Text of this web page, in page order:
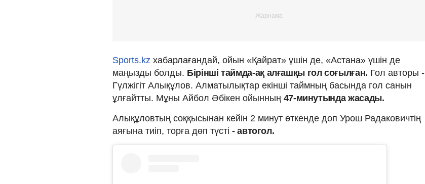
Sports.kz хабарлағандай, ойын «Қайрат» үшін де, «Астана» үшін де
маңызды болды. Бірінші таймда-ақ алғашқы гол соғылған. Гол авторы -
Гүлжігіт Алықұлов. Алматылықтар екінші таймның басында гол санын
ұлғайтты. Мұны Айбол Әбікен ойынның 47-минутында жасады.
Алықұловтың соққысынан кейін 2 минут өткенде доп Урош Радаковичтің
аяғына тиіп, торға дөп түсті - автогол.